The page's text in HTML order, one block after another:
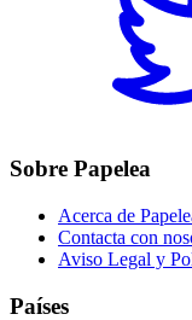
Sobre Papelea
Acerca de
Contacta con
Aviso Legal y
Países